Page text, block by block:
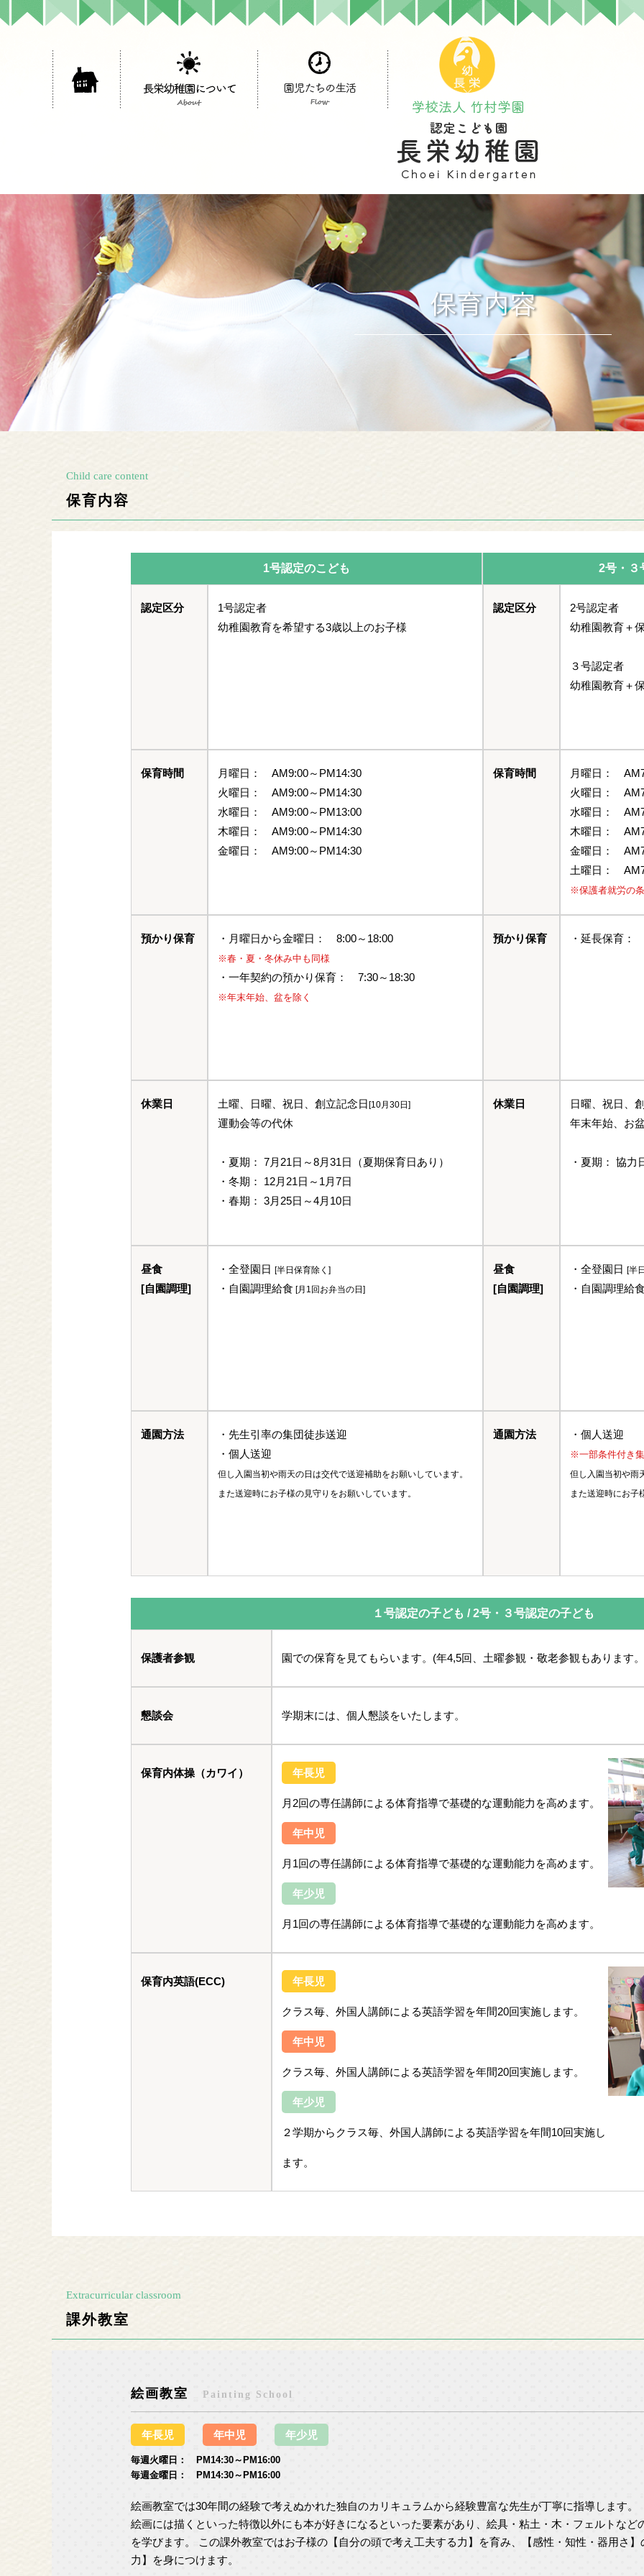
Child care content
保育内容
1号認定のこども
認定区分
1号認定者
幼稚園教育を希望する3歳以上のお子様
保育時間 月曜日： AM9:00～PM14:30
火曜日： AM9:00～PM14:30
水曜日： AM9:00～PM13:00
木曜日： AM9:00～PM14:30
金曜日： AM9:00～PM14:30
預かり保育 ・月曜日から金曜日： 8:00～18:00
※春・夏・冬休み中も同様
・一年契約の預かり保育： 7:30～18:30
※年末年始、盆を除く
休業日 土曜、日曜、祝日、創立記念日 [10月30日]
運動会等の代休
・夏期： 7月21日～8月31日（夏期保育日あり）
・冬期： 12月21日～1月7日
・春期： 3月25日～4月10日
昼食
[自園調理]
・全登園日 [半日保育除く]
・自園調理給食 [月1回お弁当の日]
通園方法
・先生引率の集団徒歩送迎
・個人送迎
但し入園当初や雨天の日は交代で送迎補助をお願いしています。
また送迎時にお子様の見守りをお願いしています。
2号・３
認定区分
2号認定者
幼稚園教育＋
３号認定者
幼稚園教育＋
保育時間 月曜日：
火曜日：
水曜日：
木曜日：
金曜日：
土曜日：
※保護者就労の
預かり保育 ・延長保育：
休業日
日曜、祝日、
年末年始、お
・夏期： 協力
昼食
[自園調理]
・全登園日 [半
・自園調理給
通園方法 ・個人送迎
※一部条件付き
但し入園当初や雨
また送迎時にお子
１号認定の子ども / 2号・３号認定の子ども
保護者参観 園での保育を見てもらいます。(年4,5回、土曜参観・敬老参観もあります
懇談会 学期末には、個人懇談をいたします。
保育内体操（カワイ） 年長児
月2回の専任講師による体育指導で基礎的な運動能力を高めます。
年中児
月1回の専任講師による体育指導で基礎的な運動能力を高めます。
年少児
月1回の専任講師による体育指導で基礎的な運動能力を高めます。
保育内英語(ECC) 年長児
クラス毎、外国人講師による英語学習を年間20回実施します。
年中児
クラス毎、外国人講師による英語学習を年間20回実施します。
年少児
２学期からクラス毎、外国人講師による英語学習を年間10回実施し
ます。
Extracurricular classroom
課外教室
絵画教室 Painting School
年長児 年中児 年少児
毎週火曜日： PM14:30～PM16:00
毎週金曜日： PM14:30～PM16:00
絵画教室では30年間の経験で考えぬかれた独自のカリキュラムから経験豊富な先生が丁寧に指導します。
絵画には描くといった特徴以外にも本が好きになるといった要素があり、絵具・粘土・木・フェルトな
を学びます。 この課外教室ではお子様の【自分の頭で考え工夫する力】を育み、【感性・知性・器用さ
力】を身につけます。